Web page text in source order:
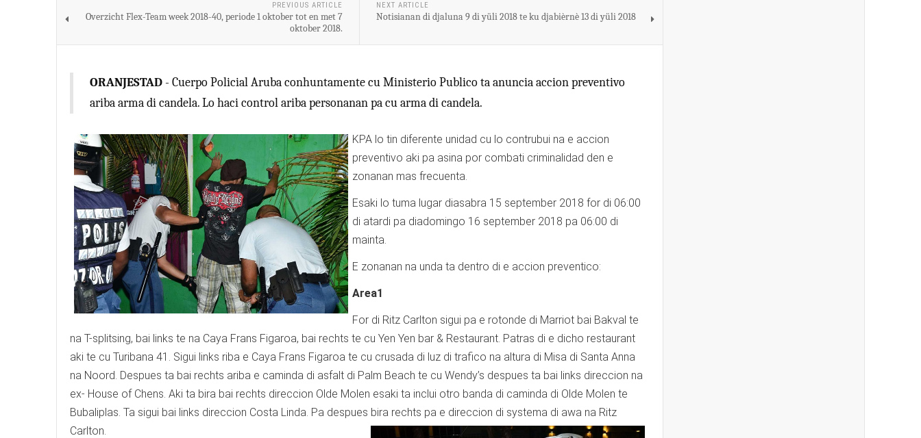
PREVIOUS ARTICLE
Overzicht Flex-Team week 2018-40, periode 1 oktober tot en met 7
oktober 2018.
NEXT ARTICLE
Notisianan di djaluna 9 di yüli 2018 te ku djabièrnè 13 di yüli 2018
ORANJESTAD - Cuerpo Policial Aruba conhuntamente cu Ministerio Publico ta anuncia accion preventivo
ariba arma di candela. Lo haci control ariba personanan pa cu arma di candela.
KPA lo tin diferente unidad cu lo contrubui na e accion
preventivo aki pa asina por combati criminalidad den e
zonanan mas frecuenta.
Esaki lo tuma lugar diasabra 15 september 2018 for di 06:00
di atardi pa diadomingo 16 september 2018 pa 06:00 di
mainta.
E zonanan na unda ta dentro di e accion preventico:
Area1
For di Ritz Carlton sigui pa e rotonde di Marriot bai Bakval te
na T-splitsing, bai links te na Caya Frans Figaroa, bai rechts te cu Yen Yen bar & Restaurant. Patras di e dicho restaurant
aki te cu Turibana 41. Sigui links riba e Caya Frans Figaroa te cu crusada di luz di trafico na altura di Misa di Santa Anna
na Noord. Despues ta bai rechts ariba e caminda di asfalt di Palm Beach te cu Wendy’s despues ta bai links direccion na
ex- House of Chens. Aki ta bira bai rechts direccion Olde Molen esaki ta inclui otro banda di caminda di Olde Molen te
Bubaliplas. Ta sigui bai links direccion Costa Linda. Pa despues bira rechts pa e direccion di systema di awa na Ritz
Carlton.